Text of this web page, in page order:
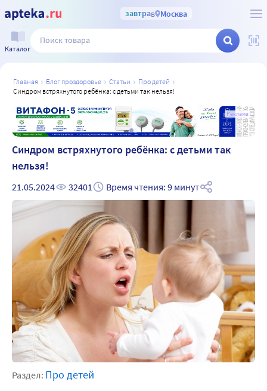
завтрав Москва
Каталог
главная блог проздоровье статьи
про детей
синдром встряхнутого ребёнка: с детьми так нельзя!
Реклама
Синдром встряхнутого ребёнка: с детьми так
нельзя!
21.05.2024 32401 Время чтения: 9 минут
Раздел: Про детей